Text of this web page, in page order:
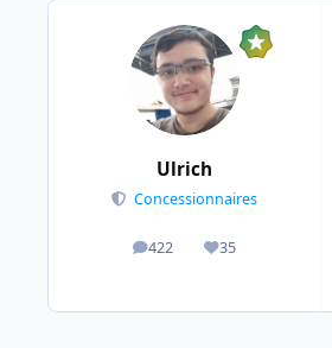
Ulrich
Concessionnaires
422
messages35
Réputation